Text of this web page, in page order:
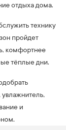
отдыха дома.
технику
пройдет
комфортнее
тёплые дни.
и